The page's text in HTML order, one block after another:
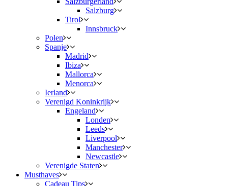
Salzburg
Tirol
Innsbruck
Polen
Spanje
Madrid
Ibiza
Mallorca
Menorca
Ierland
Verenigd Koninkrijk
Engeland
Londen
Leeds
Liverpool
Manchester
Newcastle
Verenigde Staten
Musthaves
Cadeau Tips